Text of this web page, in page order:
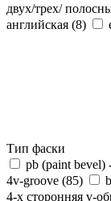
двух/трех/
английская (8)
Тип фаски
pb (paint bevel)
4v-groove (85)
4-х сторонняя v-